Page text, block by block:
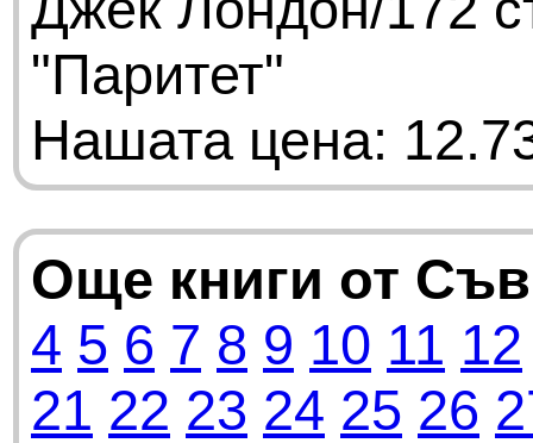
"Паритет"
Нашата цена:
Още книги от
4 5 6 7 8 9 10 11 12
21 22 23 24 25 26